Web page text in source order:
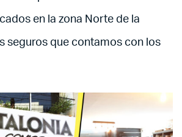
en la zona Norte de la
seguros que contamos con los